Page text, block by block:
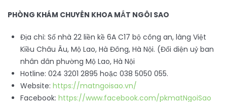
PHÒNG KHÁM CHUYÊN KHOA MẮT NGÔI SAO
Địa chỉ: Số nhà 22 liền kề 6A C17 bộ công an, làng Việt
Kiều Châu Âu, Mộ Lao, Hà Đông, Hà Nội. (Đối diện uỷ ban
nhân dân phường Mộ Lao, Hà Nội
Hotline: 024 3201 2895 hoặc 038 5050 055.
Website: https://matngoisao.vn/
Facebook: https://www.facebook.com/pkmatNgoiSao